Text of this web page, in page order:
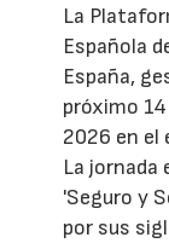
La
Española
España,
próximo
2026 en el
La
'Seguro y
por sus